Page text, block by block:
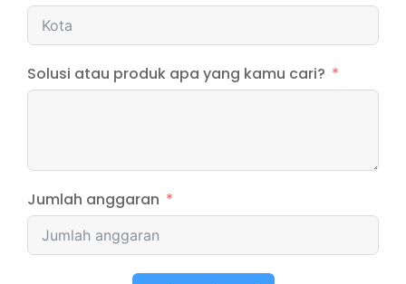
Solusi atau produk apa yang kamu cari?
Jumlah anggaran